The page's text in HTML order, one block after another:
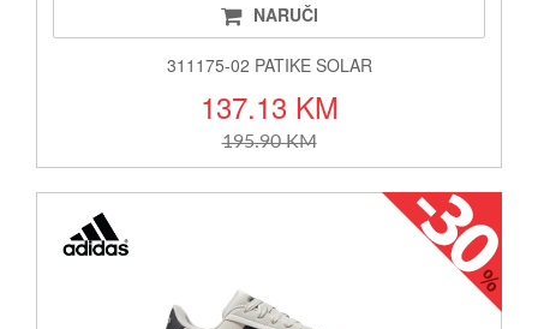
NARUČI
311175-02 PATIKE SOLAR
137.13 KM
195.90 KM